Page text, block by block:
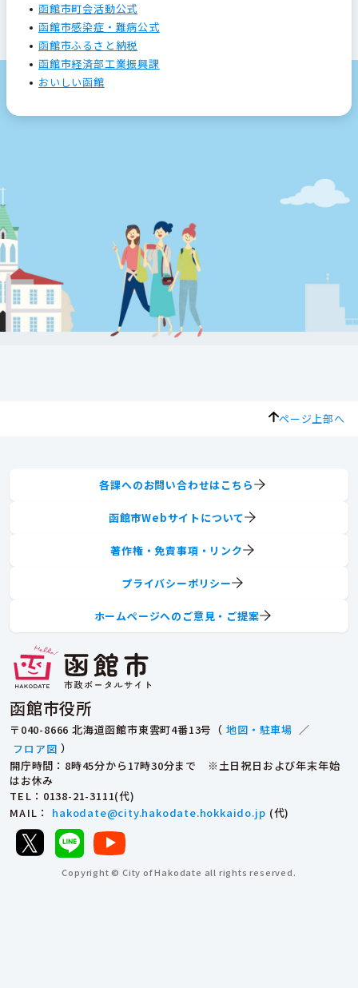
函館市町会活動公式
函館市感染症・難病公式
函館市ふるさと納税
函館市経済部工業振興課
おいしい函館
ページ上部へ
函館市役所
〒040-8666 北海道函館市東雲町4番13号（ 地図・駐車場 ／
フロア図 ）
開庁時間：8時45分から17時30分まで ※土日祝日および年末年始
はお休み
TEL ：0138-21-3111(代)
MAIL ： hakodate@city.hakodate.hokkaido.jp (代)
各課へのお問い合わせはこちら
函館市Webサイトについて
著作権・免責事項・リンク
プライバシーポリシー
ホームページへのご意見・ご提案
Copyright © City of Hakodate all rights reserved.